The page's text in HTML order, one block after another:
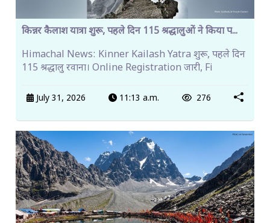
किन्नर कैलाश यात्रा शुरू, पहले दिन 115 श्रद्धालुओं ने किया प...
Himachal News: Kinner Kailash Yatra शुरू, पहले दिन
115 श्रद्धालु रवाना। Online Registration जारी, Fi
July 31, 2026 11:13 a.m. 276